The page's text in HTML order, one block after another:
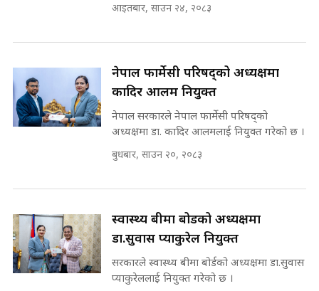
on the Same Page ||
SIDHAKURA ||
सहकारी पीडितसँग मन्त्री प्रतिभा रावलले
भनिन्–साथ दिनुहोस्, दबाब होइन ||
Sidhakura || Pratibha Rawal
रसुवाकाे भाङ्गे झरना | Bhange
Waterfall of Rasuwa ||
SIDHAKURA ||
SIDHAKURA ||
घुसको डिल गर्ने मन्त्रीकाे राजिनामा,
भूमिसुधार मन्त्रीलाई जोगाइदै ! ||
SIDHAKURA ||
७८ लाख घुस खाने मन्त्री ! जोगाउने
SIDHAKURA INVESTIGATION
अडियो | FULL AUDIO |
SIDHAKURA |
आइतबार, साउन २४, २०८३
नेपाल फार्मेसी परिषद्को अध्यक्षमा
कादिर आलम नियुक्त
नेपाल सरकारले नेपाल फार्मेसी परिषद्को
अध्यक्षमा डा. कादिर आलमलाई नियुक्त गरेको छ ।
बुधबार, साउन २०, २०८३
स्वास्थ्य बीमा बोर्डको अध्यक्षमा
डा.सुवास प्याकुरेल नियुक्त
सरकारले स्वास्थ्य बीमा बोर्डको अध्यक्षमा डा.सुवास
प्याकुरेललाई नियुक्त गरेको छ ।